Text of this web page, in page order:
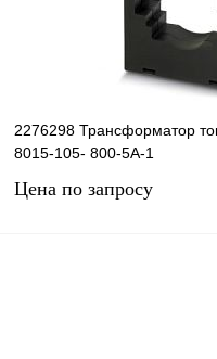
2276298 Трансформатор
8015-105- 800-5A-1
Цена по запросу